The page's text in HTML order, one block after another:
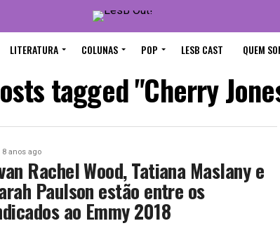
LITERATURA COLUNAS POP LESB CAST QUEM
tagged "Cherry
8 anos ago
Rachel Wood, Tatiana Maslany e
Paulson estão entre os
ao Emmy 2018